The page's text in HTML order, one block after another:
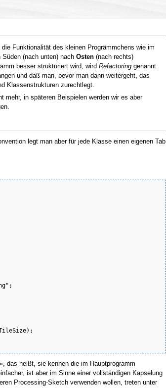
Funktionalität des kleinen Progrämmchens wie im
(nach unten) nach Osten(nach rechts)
besser strukturiert wird, wird Refactoringgenannt.
und daß man, bevor man dann weitergeht, das
Klassenstrukturen zurechtlegt.
mehr, in späteren Beispielen werden wir es aber
legt man aber für jede Klasse einen eigenen Tab
das heißt, sie kennen die im Hauptprogramm
ist aber im Sinne einer vollständigen Kapselung
Processing-Sketch verwenden wollen, treten unter